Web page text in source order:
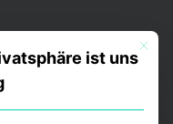
Mit
ist uns